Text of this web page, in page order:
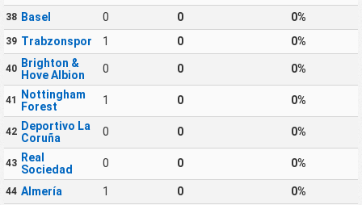
38 Basel 0 0 0%
39 Trabzonspor 1 0 0%
40 Brighton &
Hove Albion
0 0 0%
41
Nottingham
Forest
1 0 0%
42 Deportivo La
Coruña
0 0 0%
43 Real
Sociedad
0 0 0%
44 Almería 1 0 0%